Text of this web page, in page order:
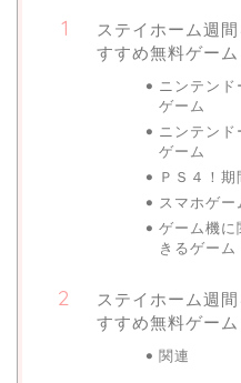
ステイホーム週
すすめ無料ゲーム
ニンテン
ゲーム
ニンテン
ゲーム
ＰＳ４！
スマホゲー
ゲーム機に
きるゲーム
ステイホーム週
すすめ無料ゲー
関連